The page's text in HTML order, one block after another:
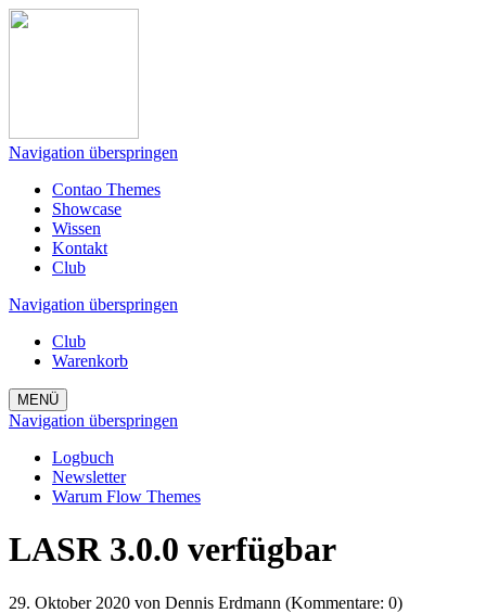
Navigation überspringen
Contao Themes
Showcase
Wissen
Kontakt
Club
Navigation überspringen
Club
Warenkorb
MENÜ
Navigation überspringen
Logbuch
Newsletter
Warum Flow Themes
LASR 3.0.0 verfügbar
29. Oktober 2020 von Dennis Erdmann (Kommentare: 0)